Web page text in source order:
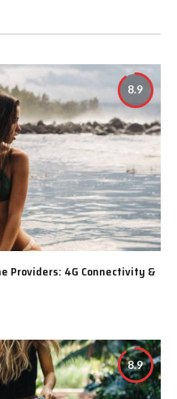
8.9
Providers: 4G Connectivity &
8.9